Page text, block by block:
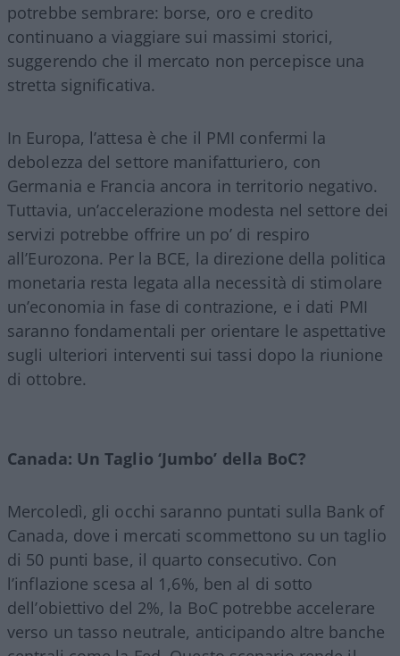
potrebbe sembrare: borse, oro e credito
continuano a viaggiare sui massimi storici,
suggerendo che il mercato non percepisce una
stretta significativa.
In Europa, l’attesa è che il PMI confermi la
debolezza del settore manifatturiero, con
Germania e Francia ancora in territorio negativo.
Tuttavia, un’accelerazione modesta nel settore dei
servizi potrebbe offrire un po’ di respiro
all’Eurozona. Per la BCE, la direzione della politica
monetaria resta legata alla necessità di stimolare
un’economia in fase di contrazione, e i dati PMI
saranno fondamentali per orientare le aspettative
sugli ulteriori interventi sui tassi dopo la riunione
di ottobre.
Canada: Un Taglio ‘Jumbo’ della BoC?
Mercoledì, gli occhi saranno puntati sulla Bank of
Canada, dove i mercati scommettono su un taglio
di 50 punti base, il quarto consecutivo. Con
l’inflazione scesa al 1,6%, ben al di sotto
dell’obiettivo del 2%, la BoC potrebbe accelerare
verso un tasso neutrale, anticipando altre banche